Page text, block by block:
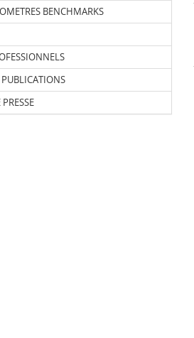
BENCHMARKS
PUBLICATIONS